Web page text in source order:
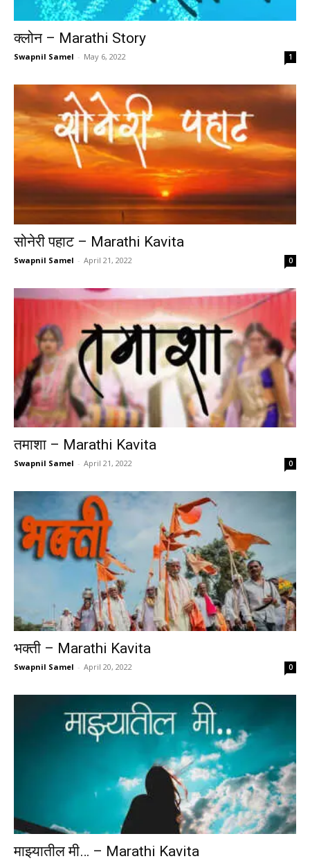
क्लोन – Marathi Story
Swapnil Samel - May 6, 2022 1
सोनेरी पहाट – Marathi Kavita
Swapnil Samel - April 21, 2022 0
तमाशा – Marathi Kavita
Swapnil Samel - April 21, 2022 0
भक्ती – Marathi Kavita
Swapnil Samel - April 20, 2022 0
माझ्यातील मी… – Marathi Kavita